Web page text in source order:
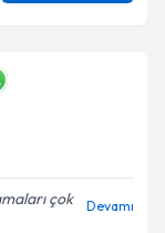
çok
Devamı